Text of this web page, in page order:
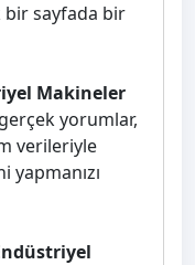
sayfada bir
Makineler
yorumlar,
verileriyle